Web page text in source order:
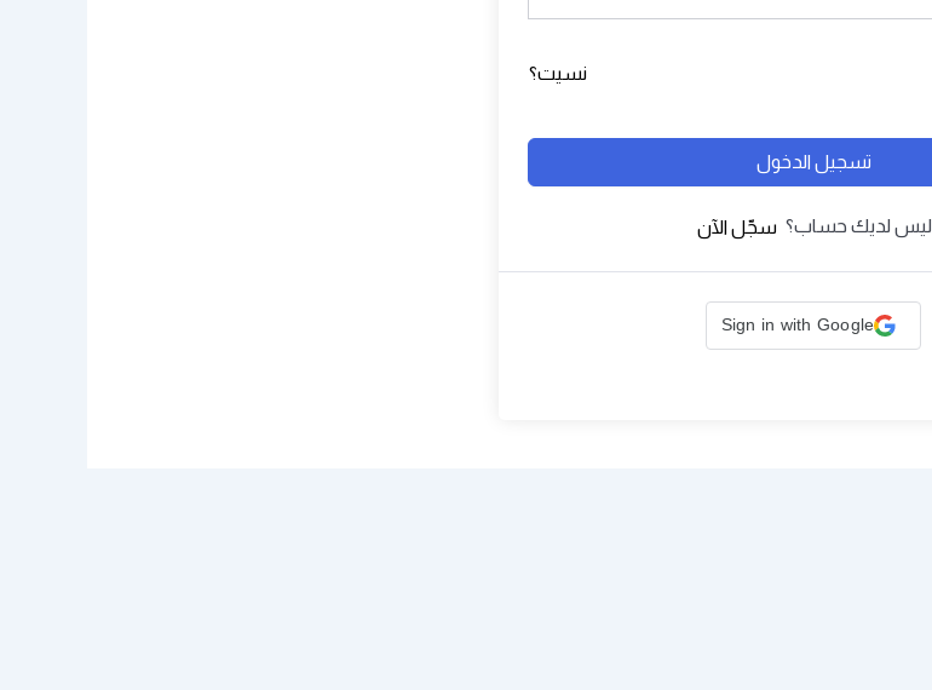
نسيت؟
تسجيل الدخول
ليس لديك حساب؟ سجّل الآن
Sign in with Google